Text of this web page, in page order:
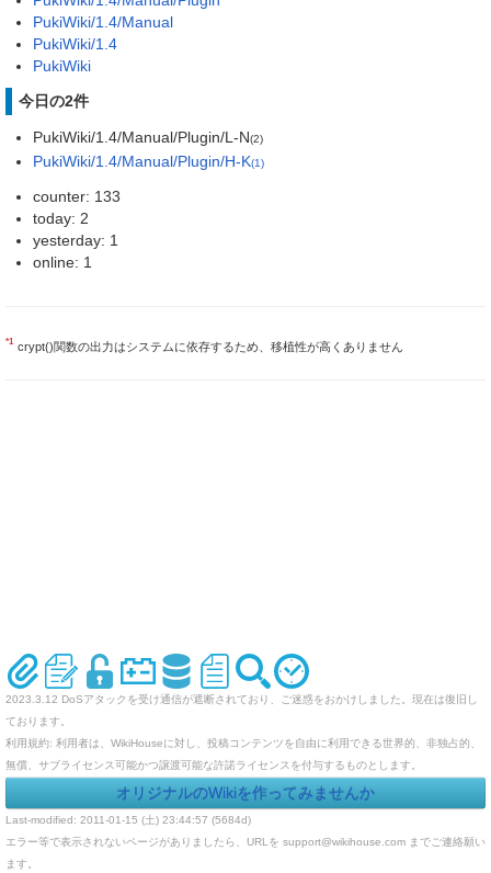
PukiWiki/1.4/Manual
PukiWiki/1.4
PukiWiki
今日の2件
PukiWiki/1.4/Manual/Plugin/L-N(2)
PukiWiki/1.4/Manual/Plugin/H-K(1)
counter: 133
today: 2
yesterday: 1
online: 1
*1 crypt()関数の出力はシステムに依存するため、移植性が高くありません
2023.3.12 DoSアタックを受け通信が遮断されており、ご迷惑をおかけしました。現在は復旧し
ております。
利用規約: 利用者は、WikiHouseに対し、投稿コンテンツを自由に利用できる世界的、非独占的、
無償、サブライセンス可能かつ譲渡可能な許諾ライセンスを付与するものとします。
オリジナルのWikiを作ってみませんか
Last-modified: 2011-01-15 (土) 23:44:57 (5684d)
エラー等で表示されないページがありましたら、URLを support@wikihouse.com までご連絡願い
ます。